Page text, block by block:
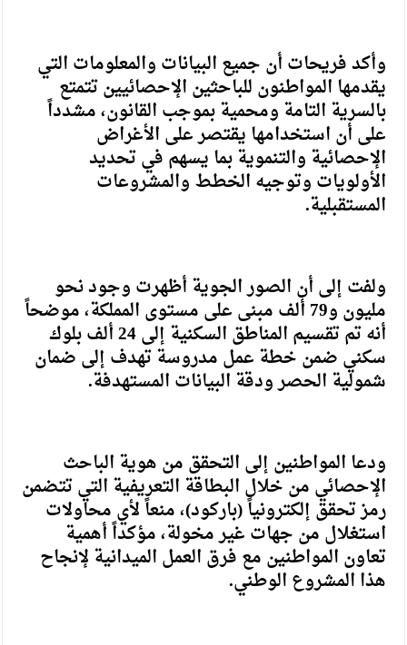
وأكد فريحات أن جميع البيانات والمعلومات التي
يقدمها المواطنون للباحثين الإحصائيين تتمتع
بالسرية التامة ومحمية بموجب القانون، مشدداً
على أن استخدامها يقتصر على الأغراض
الإحصائية والتنموية بما يسهم في تحديد
الأولويات وتوجيه الخطط والمشروعات
المستقبلية.
ولفت إلى أن الصور الجوية أظهرت وجود نحو
مليون و79 ألف مبنى على مستوى المملكة، موضحاً
أنه تم تقسيم المناطق السكنية إلى 24 ألف بلوك
سكني ضمن خطة عمل مدروسة تهدف إلى ضمان
شمولية الحصر ودقة البيانات المستهدفة.
ودعا المواطنين إلى التحقق من هوية الباحث
الإحصائي من خلال البطاقة التعريفية التي تتضمن
رمز تحقق إلكترونياً (باركود)، منعاً لأي محاولات
استغلال من جهات غير مخولة، مؤكداً أهمية
تعاون المواطنين مع فرق العمل الميدانية لإنجاح
هذا المشروع الوطني.